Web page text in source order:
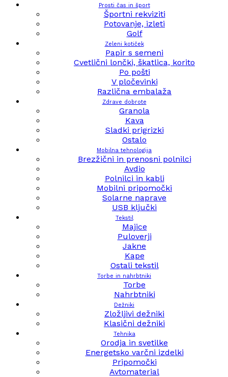
Prosti čas in šport
Športni rekviziti
Potovanje, izleti
Golf
Zeleni kotiček
Papir s semeni
Cvetlični lončki, škatlica, korito
Po pošti
V pločevinki
Različna embalaža
Zdrave dobrote
Granola
Kava
Sladki prigrizki
Ostalo
Mobilna tehnologija
Brezžični in prenosni polnilci
Avdio
Polnilci in kabli
Mobilni pripomočki
Solarne naprave
USB ključki
Tekstil
Majice
Puloverji
Jakne
Kape
Ostali tekstil
Torbe in nahrbtniki
Torbe
Nahrbtniki
Dežniki
Zložljivi dežniki
Klasični dežniki
Tehnika
Orodja in svetilke
Energetsko varčni izdelki
Pripomočki
Avtomaterial